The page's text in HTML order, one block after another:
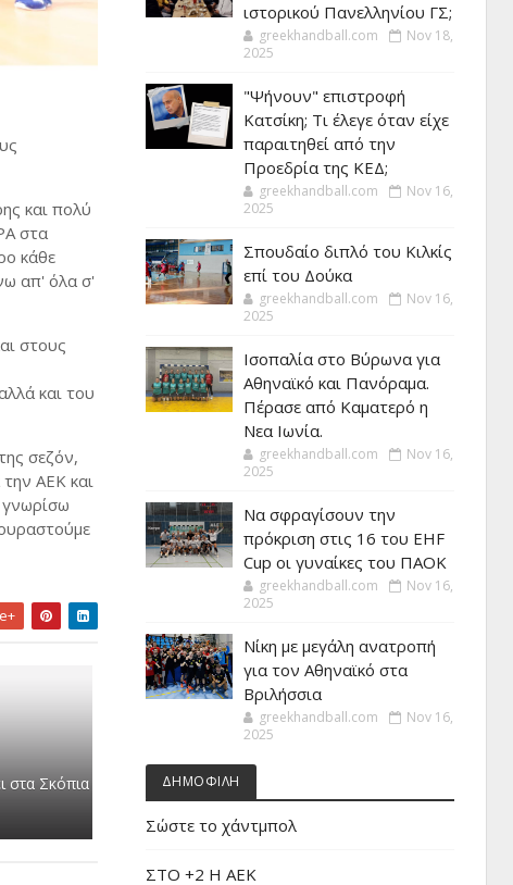
και πολύ
στα
κάθε
απ' όλα σ'
στους
και του
σεζόν,
την ΑΕΚ και
γνωρίσω
στα Σκόπια
ιστορικού Πανελληνίου ΓΣ;
greekhandball.com
Nov 18,
2025
"Ψήνουν" επιστροφή
Κατσίκη; Τι έλεγε όταν είχε
παραιτηθεί από την
Προεδρία της ΚΕΔ;
greekhandball.com
Nov 16,
2025
Σπουδαίο διπλό του Κιλκίς
επί του Δούκα
greekhandball.com
Nov 16,
2025
Ισοπαλία στο Βύρωνα για
Αθηναϊκό και Πανόραμα.
Πέρασε από Καματερό η
Νεα Ιωνία.
greekhandball.com
Nov 16,
2025
Να σφραγίσουν την
πρόκριση στις 16 του EHF
Cup οι γυναίκες του ΠΑΟΚ
greekhandball.com
Nov 16,
2025
Νίκη με μεγάλη ανατροπή
για τον Αθηναϊκό στα
Βριλήσσια
greekhandball.com
Nov 16,
2025
ΔΗΜΟΦΙΛΗ
Σώστε το χάντμπολ
ΣΤΟ +2 Η ΑΕΚ